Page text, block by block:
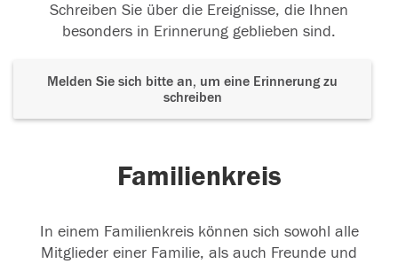
Schreiben Sie über die Ereignisse, die Ihnen
besonders in Erinnerung geblieben sind.
Melden Sie sich bitte an, um eine Erinnerung zu
schreiben
Familienkreis
In einem Familienkreis können sich sowohl alle
Mitglieder einer Familie, als auch Freunde und